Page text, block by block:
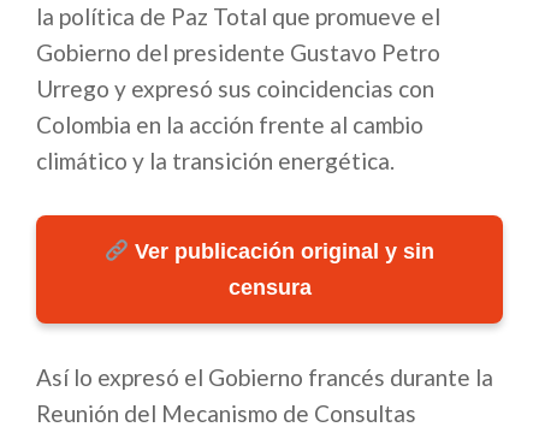
la política de Paz Total que promueve el
Gobierno del presidente Gustavo Petro
Urrego y expresó sus coincidencias con
Colombia en la acción frente al cambio
climático y la transición energética.
Ver publicación original y sin
censura
Así lo expresó el Gobierno francés durante la
Reunión del Mecanismo de Consultas